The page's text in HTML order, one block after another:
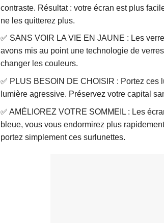
contraste. Résultat : votre écran est plus
ne les quitterez plus.
✅ SANS VOIR LA VIE EN JAUNE : Les
avons mis au point une technologie de
changer les couleurs.
✅ PLUS BESOIN DE CHOISIR : Portez ces
lumière agressive. Préservez votre capital
✅ AMÉLIOREZ VOTRE SOMMEIL : Les
bleue, vous vous endormirez plus
portez simplement ces surlunettes.